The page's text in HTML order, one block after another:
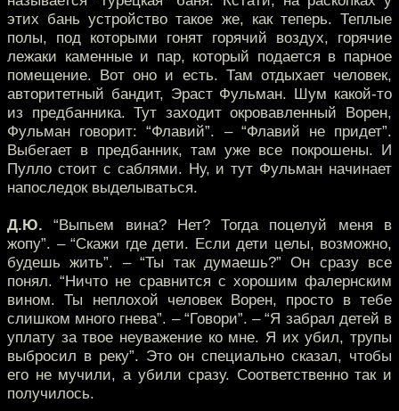
этих бань устройство такое же, как теперь. Теплые
полы, под которыми гонят горячий воздух, горячие
лежаки каменные и пар, который подается в парное
помещение. Вот оно и есть. Там отдыхает человек,
авторитетный бандит, Эраст Фульман. Шум какой-то
из предбанника. Тут заходит окровавленный Ворен,
Фульман говорит: “Флавий”. – “Флавий не придет”.
Выбегает в предбанник, там уже все покрошены. И
Пулло стоит с саблями. Ну, и тут Фульман начинает
напоследок выделываться.
Д.Ю. “Выпьем вина? Нет? Тогда поцелуй меня в
жопу”. – “Скажи где дети. Если дети целы, возможно,
будешь жить”. – “Ты так думаешь?” Он сразу все
понял. “Ничто не сравнится с хорошим фалернским
вином. Ты неплохой человек Ворен, просто в тебе
слишком много гнева”. – “Говори”. – “Я забрал детей в
уплату за твое неуважение ко мне. Я их убил, трупы
выбросил в реку”. Это он специально сказал, чтобы
его не мучили, а убили сразу. Соответственно так и
получилось.